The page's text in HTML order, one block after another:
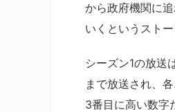
から政府機関に
いくというストー
シーズン1の放送
まで放送され、
3番目に高い数字